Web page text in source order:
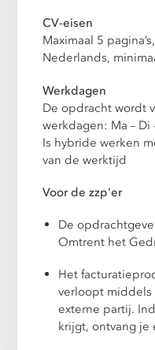
CV-eisen
Maximaal 5
Nederlands,
Werkdagen
De opdracht wordt
werkdagen: Ma – Di
Is hybride werken
van de werktijd
Voor de zzp'er
De
Omtrent het
Het
verloopt
externe partij.
krijgt, ontvang